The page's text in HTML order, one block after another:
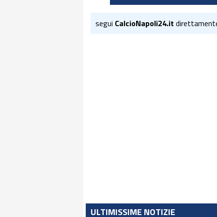
segui CalcioNapoli24.it
ULTIMISSIME NOTIZIE